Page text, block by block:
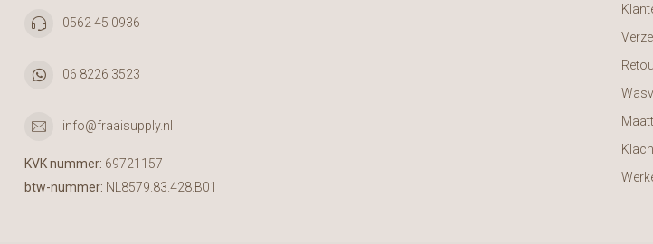
0562 45 0936
06 8226 3523
info@fraaisupply.nl
KVK nummer: 69721157
btw-nummer: NL8579.83.428.B01